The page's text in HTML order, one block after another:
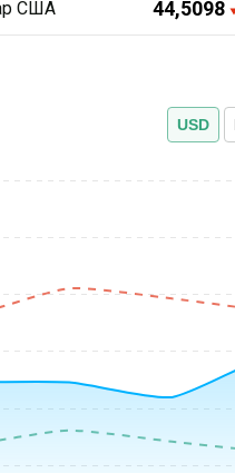
США 44,5098
USD